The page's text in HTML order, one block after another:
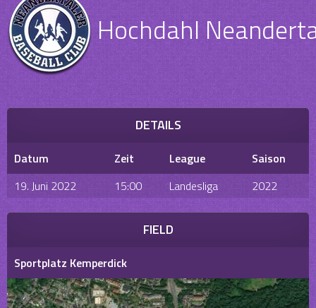
Hochdahl
DETAILS
Datum Zeit League
Saison
19. Juni 2022
15:00 Landesliga 2022
FIELD
Sportplatz Kemperdick